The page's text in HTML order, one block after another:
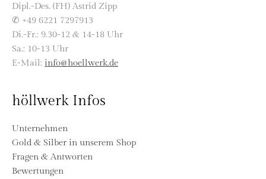
Dipl.-Des. (FH) Astrid Zipp
✆ +49 6221 7297913
Di.-Fr.: 9.30-12 & 14-18 Uhr
Sa.: 10-13 Uhr
E-Mail: info@hoellwerk.de
höllwerk Infos
Unternehmen
Gold & Silber in unserem Shop
Fragen & Antworten
Bewertungen